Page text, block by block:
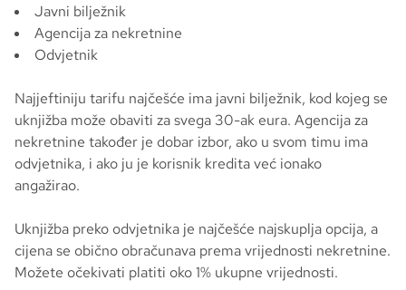
Javni bilježnik
Agencija za nekretnine
Odvjetnik
Najjeftiniju tarifu najčešće ima javni bilježnik, kod kojeg se
uknjižba može obaviti za svega 30-ak eura. Agencija za
nekretnine također je dobar izbor, ako u svom timu ima
odvjetnika, i ako ju je korisnik kredita već ionako
angažirao.
Uknjižba preko odvjetnika je najčešće najskuplja opcija, a
cijena se obično obračunava prema vrijednosti nekretnine.
Možete očekivati platiti oko 1% ukupne vrijednosti.